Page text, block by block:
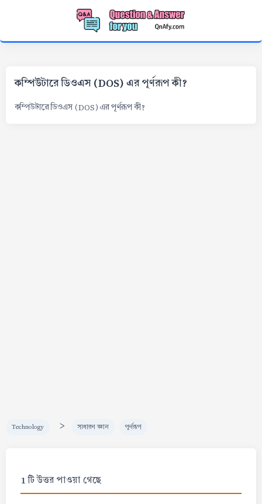
কম্পিউটারে ডিওএস (DOS) এর পূর্ণরূপ কী?
কম্পিউটারে ডিওএস (DOS) এর পূর্ণরূপ কী?
Technology > সাধারণ জ্ঞান পূর্ণরূপ
1 টি উত্তর পাওয়া গেছে